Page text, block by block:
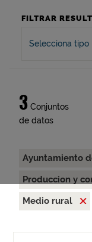
FILTRAR
Selecciona tipo
3 Conjuntos
de datos
Ayuntamiento
Produccion y
Medio rural